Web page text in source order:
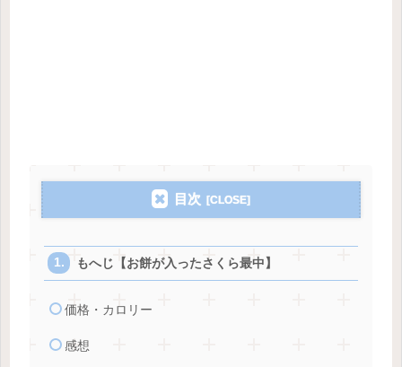
目次
もへじ【お餅が入ったさくら最中】
価格・カロリー
感想